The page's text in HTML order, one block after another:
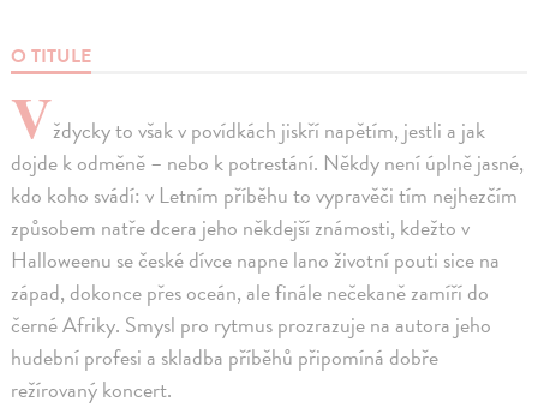
O TITULE
Vždycky to však v povídkách jiskří napětím, jestli a jak
dojde k odměně – nebo k potrestání. Někdy není úplně jasné,
kdo koho svádí: v Letním příběhu to vypravěči tím nejhezčím
způsobem natře dcera jeho někdejší známosti, kdežto v
Halloweenu se české dívce napne lano životní pouti sice na
západ, dokonce přes oceán, ale finále nečekaně zamíří do
černé Afriky. Smysl pro rytmus prozrazuje na autora jeho
hudební profesi a skladba příběhů připomíná dobře
režírovaný koncert.